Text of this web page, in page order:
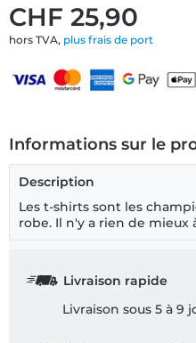
CHF 25,90
hors TVA, plus frais de port
Informations sur le
Description
Les t-shirts sont les
robe. Il n'y a rien de mieux
Livraison rapide
Livraison sous 5 à 9